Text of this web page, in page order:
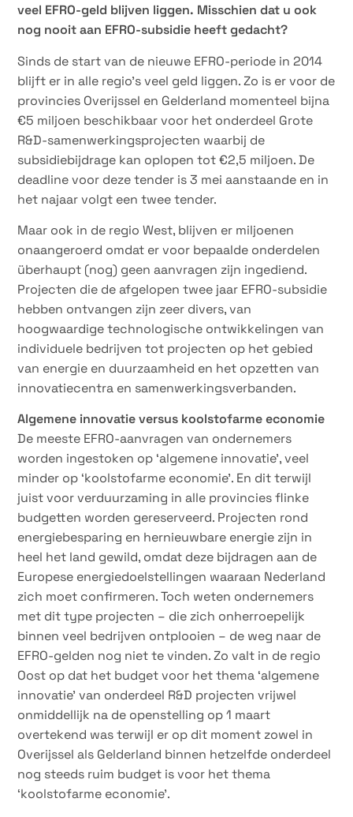
veel EFRO-geld blijven liggen. Misschien dat u ook
nog nooit aan EFRO-subsidie heeft gedacht?
Sinds de start van de nieuwe EFRO-periode in 2014
blijft er in alle regio’s veel geld liggen. Zo is er voor de
provincies Overijssel en Gelderland momenteel bijna
€5 miljoen beschikbaar voor het onderdeel Grote
R&D-samenwerkingsprojecten waarbij de
subsidiebijdrage kan oplopen tot €2,5 miljoen. De
deadline voor deze tender is 3 mei aanstaande en in
het najaar volgt een twee tender.
Maar ook in de regio West, blijven er miljoenen
onaangeroerd omdat er voor bepaalde onderdelen
überhaupt (nog) geen aanvragen zijn ingediend.
Projecten die de afgelopen twee jaar EFRO-subsidie
hebben ontvangen zijn zeer divers, van
hoogwaardige technologische ontwikkelingen van
individuele bedrijven tot projecten op het gebied
van energie en duurzaamheid en het opzetten van
innovatiecentra en samenwerkingsverbanden.
Algemene innovatie versus koolstofarme economie
De meeste EFRO-aanvragen van ondernemers
worden ingestoken op ‘algemene innovatie’, veel
minder op ‘koolstofarme economie’. En dit terwijl
juist voor verduurzaming in alle provincies flinke
budgetten worden gereserveerd. Projecten rond
energiebesparing en hernieuwbare energie zijn in
heel het land gewild, omdat deze bijdragen aan de
Europese energiedoelstellingen waaraan Nederland
zich moet confirmeren. Toch weten ondernemers
met dit type projecten – die zich onherroepelijk
binnen veel bedrijven ontplooien – de weg naar de
EFRO-gelden nog niet te vinden. Zo valt in de regio
Oost op dat het budget voor het thema ‘algemene
innovatie’ van onderdeel R&D projecten vrijwel
onmiddellijk na de openstelling op 1 maart
overtekend was terwijl er op dit moment zowel in
Overijssel als Gelderland binnen hetzelfde onderdeel
nog steeds ruim budget is voor het thema
‘koolstofarme economie’.